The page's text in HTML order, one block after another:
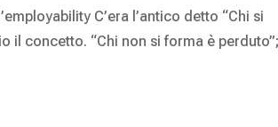
C’era l’antico detto “Chi si
il concetto. “Chi non si forma è